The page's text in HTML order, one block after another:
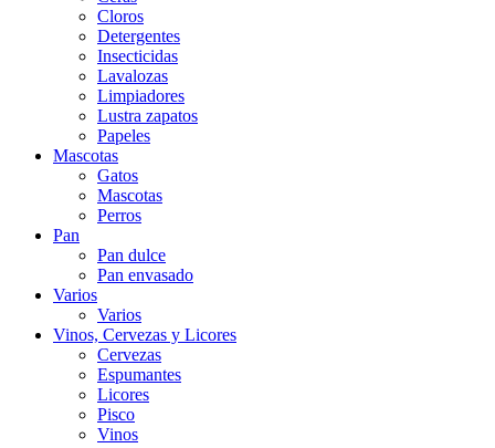
Cloros
Detergentes
Insecticidas
Lavalozas
Limpiadores
Lustra zapatos
Papeles
Mascotas
Gatos
Mascotas
Perros
Pan
Pan dulce
Pan envasado
Varios
Varios
Vinos, Cervezas y Licores
Cervezas
Espumantes
Licores
Pisco
Vinos